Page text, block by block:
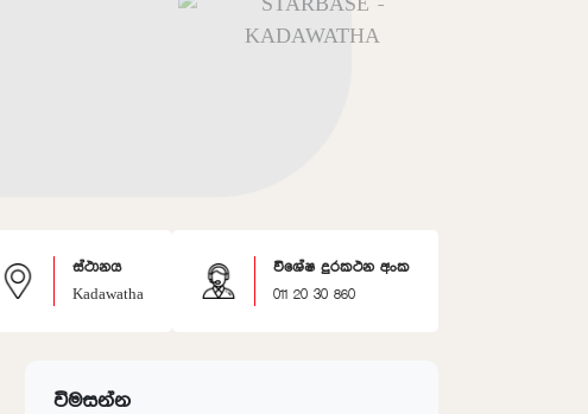
ස්ථානය
Kadawatha
විශේෂ දුරකථන අංක
011 20 30 860
විමසන්න